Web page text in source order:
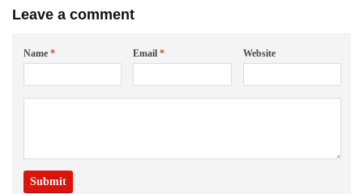
Leave a comment
Name * Email* Website